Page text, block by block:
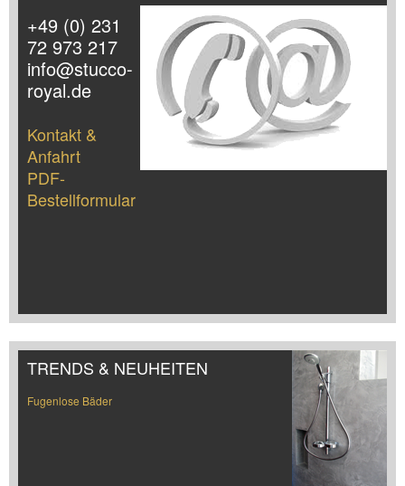
+49 (0) 231
72 973 217
info@stucco-
royal.de
Kontakt &
Anfahrt
PDF-
Bestellformular
TRENDS & NEUHEITEN
Fugenlose Bäder